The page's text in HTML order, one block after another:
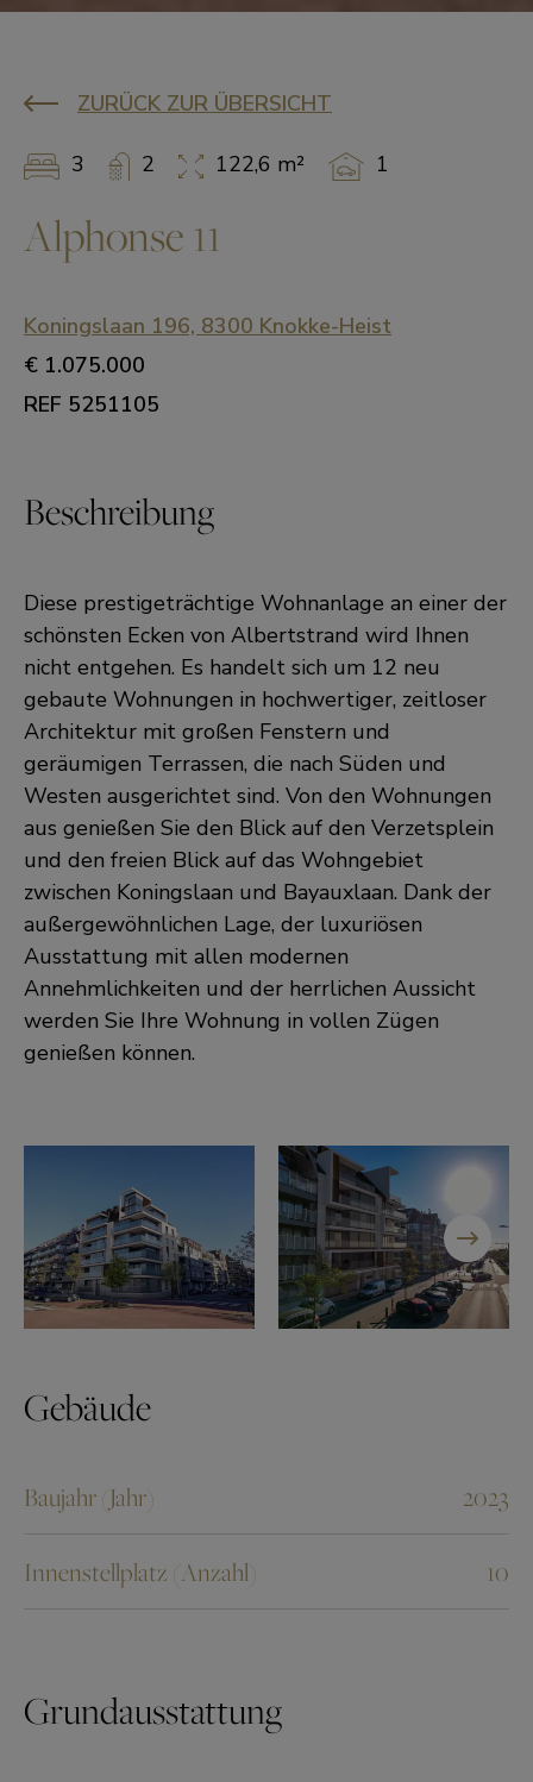
ZURÜCK ZUR ÜBERSICHT
3 2 122,6 m² 1
Alphonse 11
Koningslaan 196, 8300 Knokke-Heist
€ 1.075.000
REF 5251105
Beschreibung
Diese prestigeträchtige Wohnanlage an einer der
schönsten Ecken von Albertstrand wird Ihnen
nicht entgehen. Es handelt sich um 12 neu
gebaute Wohnungen in hochwertiger, zeitloser
Architektur mit großen Fenstern und
geräumigen Terrassen, die nach Süden und
Westen ausgerichtet sind. Von den Wohnungen
aus genießen Sie den Blick auf den Verzetsplein
und den freien Blick auf das Wohngebiet
zwischen Koningslaan und Bayauxlaan. Dank der
außergewöhnlichen Lage, der luxuriösen
Ausstattung mit allen modernen
Annehmlichkeiten und der herrlichen Aussicht
werden Sie Ihre Wohnung in vollen Zügen
genießen können.
Gebäude
Baujahr (Jahr) 2023
Innenstellplatz (Anzahl) 10
Grundausstattung